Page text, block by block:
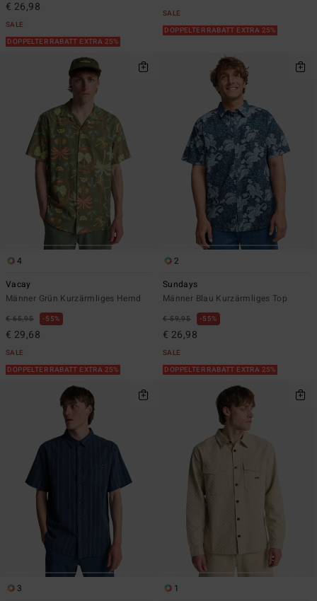
€ 26,98
SALE
DOPPELTER RABATT EXTRA 25%
SALE
DOPPELTER RABATT EXTRA 25%
4
Vacay
Männer Grün Kurzärmliges Hemd
€ 65,95 55%
€ 29,68
SALE
DOPPELTER RABATT EXTRA 25%
2
Sundays
Männer Blau Kurzärmliges Top
€ 59,95 55%
€ 26,98
SALE
DOPPELTER RABATT EXTRA 25%
3
1